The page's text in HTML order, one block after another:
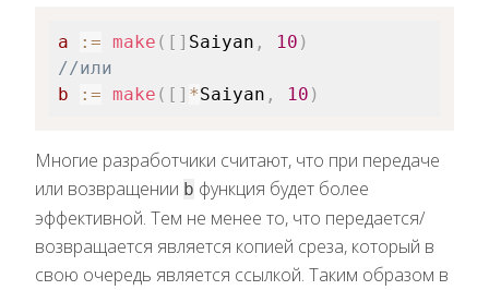
a := make ( [ ] Saiyan , 10 )
//или
b
:= make ( [ ] *Saiyan , 10 )
Многие разработчики считают, что при передаче
или возвращении b функция будет более
эффективной. Тем не менее то, что передается/
возвращается является копией среза, который в
свою очередь является ссылкой. Таким образом в